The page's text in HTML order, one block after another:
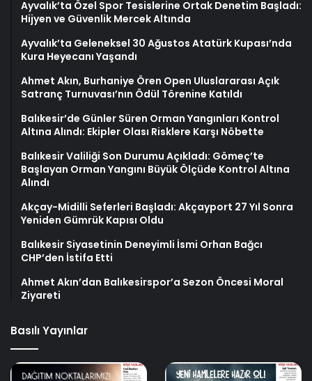
Ayvalık’ta Özel Spor Tesislerine Ortak Denetim Başladı:
Hijyen ve Güvenlik Mercek Altında
Ayvalık’ta Geleneksel 30 Ağustos Atatürk Kupası’nda
Kura Heyecanı Yaşandı
Ahmet Akın, Burhaniye Ören Open Uluslararası Açık
Satranç Turnuvası’nın Ödül Törenine Katıldı
Balıkesir’de Günler Süren Orman Yangınları Kontrol
Altına Alındı: Ekipler Olası Risklere Karşı Nöbette
Balıkesir Valiliği Son Durumu Açıkladı: Gömeç’te
Başlayan Orman Yangını Büyük Ölçüde Kontrol Altına
Alındı
Akçay-Midilli Seferleri Başladı: Akçayport 27 Yıl Sonra
Yeniden Gümrük Kapısı Oldu
Balıkesir Siyasetinin Deneyimli İsmi Orhan Bağcı
CHP’den İstifa Etti
Ahmet Akın’dan Balıkesirspor’a Sezon Öncesi Moral
Ziyareti
Basılı Yayınlar